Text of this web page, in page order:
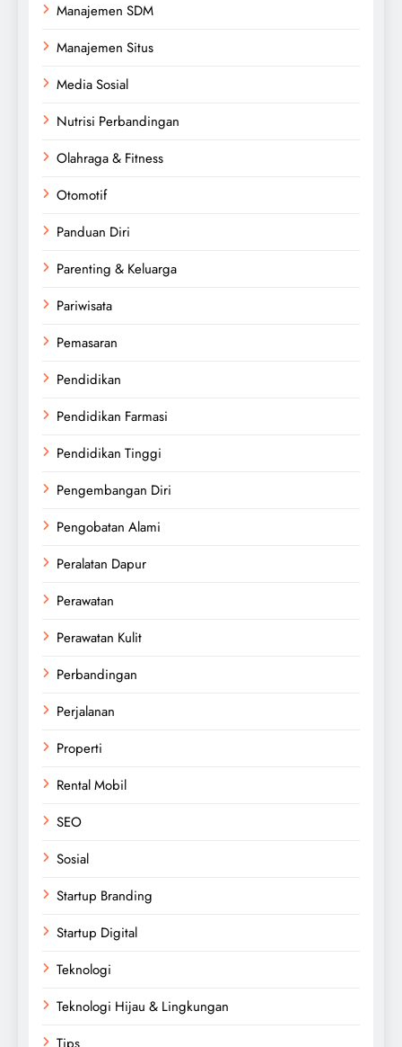
Manajemen SDM
Manajemen Situs
Media Sosial
Nutrisi Perbandingan
Olahraga & Fitness
Otomotif
Panduan Diri
Parenting & Keluarga
Pariwisata
Pemasaran
Pendidikan
Pendidikan Farmasi
Pendidikan Tinggi
Pengembangan Diri
Pengobatan Alami
Peralatan Dapur
Perawatan
Perawatan Kulit
Perbandingan
Perjalanan
Properti
Rental Mobil
SEO
Sosial
Startup Branding
Startup Digital
Teknologi
Teknologi Hijau & Lingkungan